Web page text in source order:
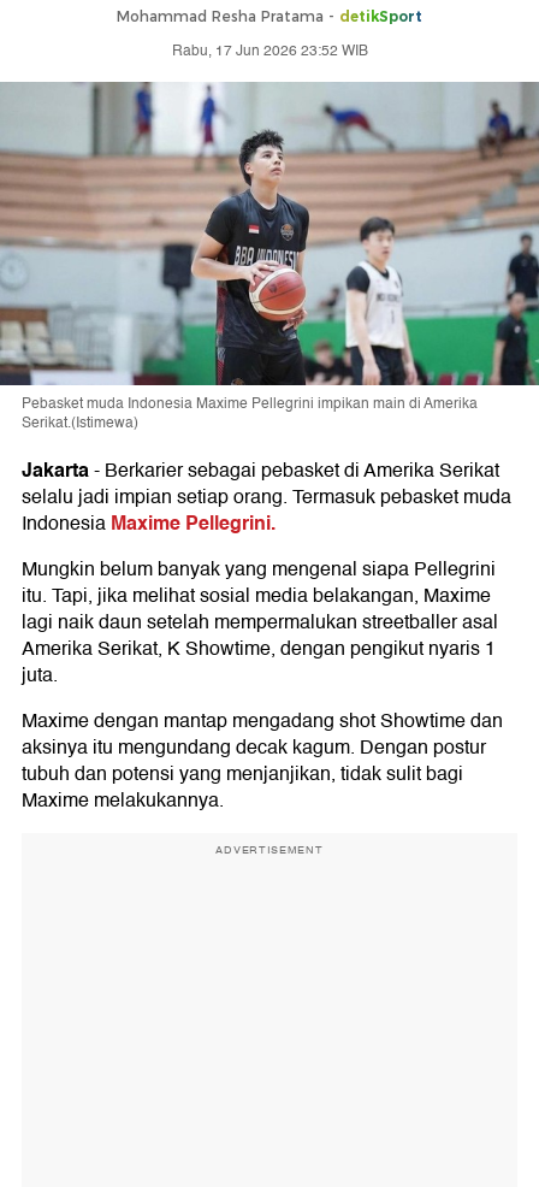
Mohammad Resha Pratama - detikSport
Rabu, 17 Jun 2026 23:52 WIB
Pebasket muda Indonesia Maxime Pellegrini impikan main di Amerika
Serikat.(Istimewa)
Jakarta-Berkarier sebagai pebasket di Amerika Serikat
selalu jadi impian setiap orang. Termasuk pebasket muda
IndonesiaMaxime Pellegrini.
Mungkin belum banyak yang mengenal siapa Pellegrini
itu. Tapi, jika melihat sosial media belakangan, Maxime
lagi naik daun setelah mempermalukan streetballer asal
Amerika Serikat, K Showtime, dengan pengikut nyaris 1
juta.
Maxime dengan mantap mengadang shot Showtime dan
aksinya itu mengundang decak kagum. Dengan postur
tubuh dan potensi yang menjanjikan, tidak sulit bagi
Maxime melakukannya.
ADVERTISEMENT